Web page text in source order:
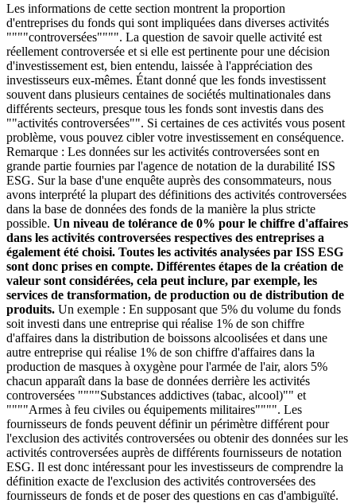
Les informations de cette section montrent la proportion
d'entreprises du fonds qui sont impliquées dans diverses activités
""""controversées"""". La question de savoir quelle activité est
réellement controversée et si elle est pertinente pour une décision
d'investissement est, bien entendu, laissée à l'appréciation des
investisseurs eux-mêmes. Étant donné que les fonds investissent
souvent dans plusieurs centaines de sociétés multinationales dans
différents secteurs, presque tous les fonds sont investis dans des
""activités controversées"". Si certaines de ces activités vous posent
problème, vous pouvez cibler votre investissement en conséquence.
Remarque : Les données sur les activités controversées sont en
grande partie fournies par l'agence de notation de la durabilité ISS
ESG. Sur la base d'une enquête auprès des consommateurs, nous
avons interprété la plupart des définitions des activités controversées
dans la base de données des fonds de la manière la plus stricte
possible. Un niveau de tolérance de 0% pour le chiffre d'affaires
dans les activités controversées respectives des entreprises a
également été choisi. Toutes les activités analysées par ISS ESG
sont donc prises en compte. Différentes étapes de la création de
valeur sont considérées, cela peut inclure, par exemple, les
services de transformation, de production ou de distribution de
produits. Un exemple : En supposant que 5% du volume du fonds
soit investi dans une entreprise qui réalise 1% de son chiffre
d'affaires dans la distribution de boissons alcoolisées et dans une
autre entreprise qui réalise 1% de son chiffre d'affaires dans la
production de masques à oxygène pour l'armée de l'air, alors 5%
chacun apparaît dans la base de données derrière les activités
controversées """"Substances addictives (tabac, alcool)"" et
""""Armes à feu civiles ou équipements militaires"""". Les
fournisseurs de fonds peuvent définir un périmètre différent pour
l'exclusion des activités controversées ou obtenir des données sur les
activités controversées auprès de différents fournisseurs de notation
ESG. Il est donc intéressant pour les investisseurs de comprendre la
définition exacte de l'exclusion des activités controversées des
fournisseurs de fonds et de poser des questions en cas d'ambiguïté.